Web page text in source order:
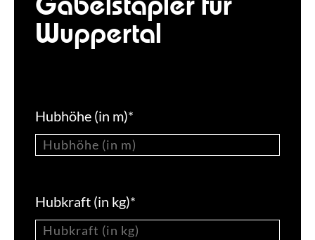
Wuppertal
Hubhöhe (in m)*
Hubkraft (in kg)*